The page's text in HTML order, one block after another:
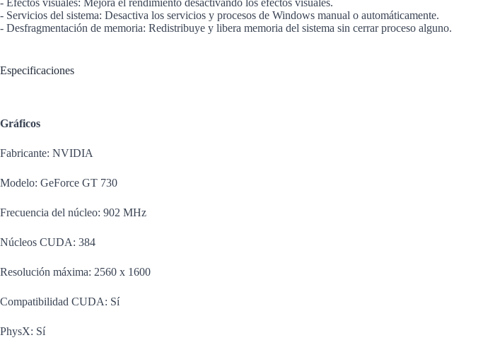
- Efectos visuales: Mejora el rendimiento desactivando los efectos visuales.
- Servicios del sistema: Desactiva los servicios y procesos de Windows manual o automáticamente.
- Desfragmentación de memoria: Redistribuye y libera memoria del sistema sin cerrar proceso alguno.
Especificaciones
Gráficos
Fabricante: NVIDIA
Modelo: GeForce GT 730
Frecuencia del núcleo: 902 MHz
Núcleos CUDA: 384
Resolución máxima: 2560 x 1600
Compatibilidad CUDA: Sí
PhysX: Sí